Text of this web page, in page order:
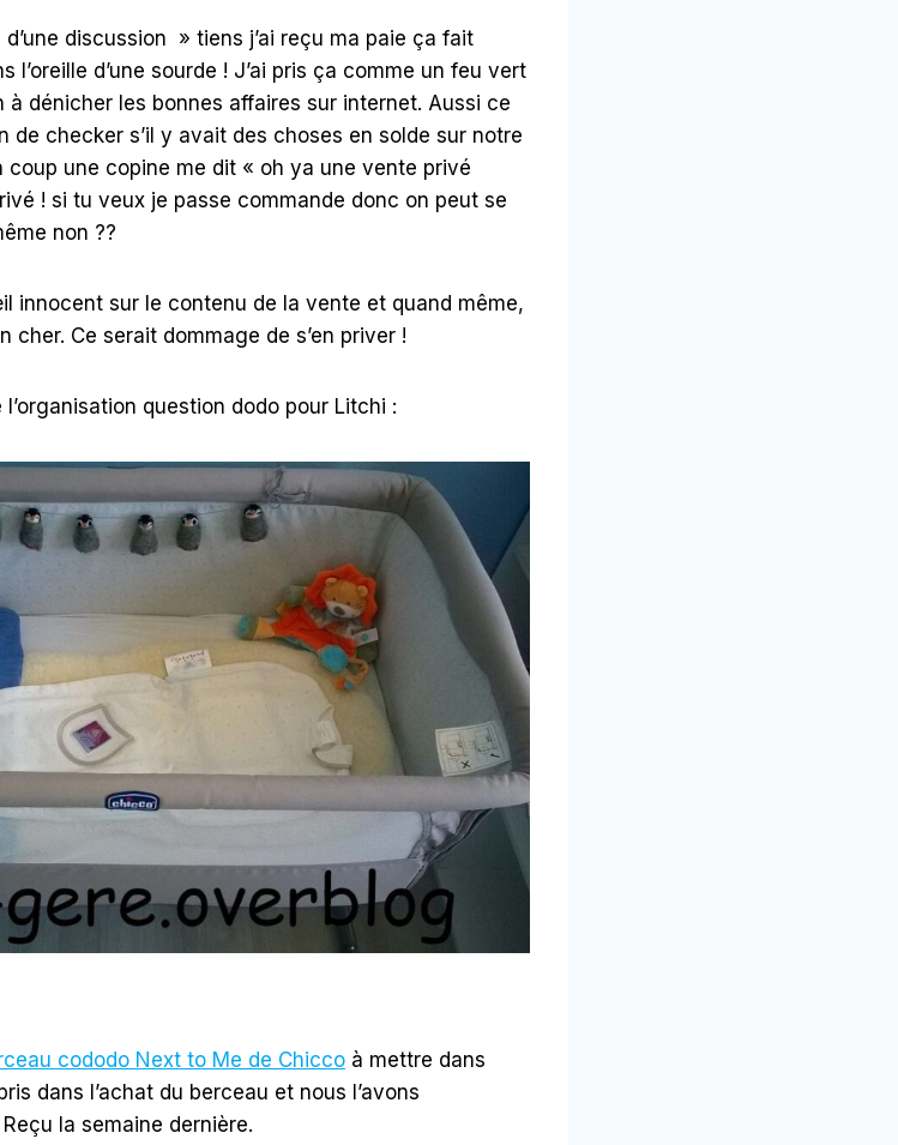
discussion » tiens j’ai reçu ma paie ça fait
l’oreille d’une sourde ! J’ai pris ça comme un feu vert
à dénicher les bonnes affaires sur internet. Aussi ce
de checker s’il y avait des choses en solde sur notre
une copine me dit « oh ya une vente privé
! si tu veux je passe commande donc on peut se
non ??
innocent sur le contenu de la vente et quand même,
cher. Ce serait dommage de s’en priver !
question dodo pour Litchi :
cododo Next to Me de Chicco à mettre dans
dans l’achat du berceau et nous l’avons
la semaine dernière.